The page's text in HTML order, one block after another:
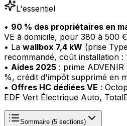
L'essentiel
• 90 % des propriétaires en
VE à domicile, pour 380 à 500
• La wallbox 7,4 kW (prise
recommandé, coût installation
• Aides 2025 : prime
%, crédit d'impôt supprimé en
• Offres HC dédiées VE :
EDF Vert Électrique Auto,
Sommaire (5 sections)